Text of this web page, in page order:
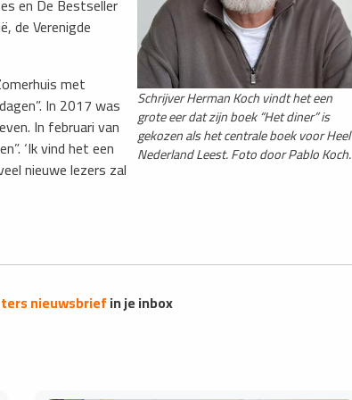
Schrijver Herman Koch vindt het een
grote eer dat zijn boek “Het diner” is
gekozen als het centrale boek voor Heel
Nederland Leest. Foto door Pablo Koch.
de Verenigde
met
In 2017 was
In februari van
‘Ik vind het een
nieuwe lezers zal
nieuwsbriefin je inbox